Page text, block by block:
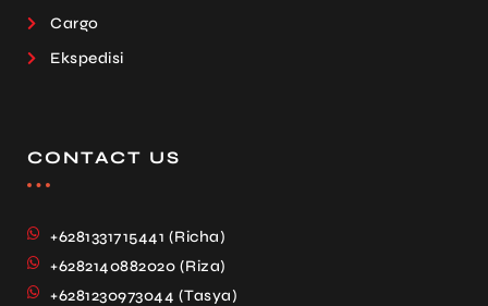
Cargo
Ekspedisi
CONTACT US
+6281331715441 (Richa)
+6282140882020 (Riza)
+6281230973044 (Tasya)